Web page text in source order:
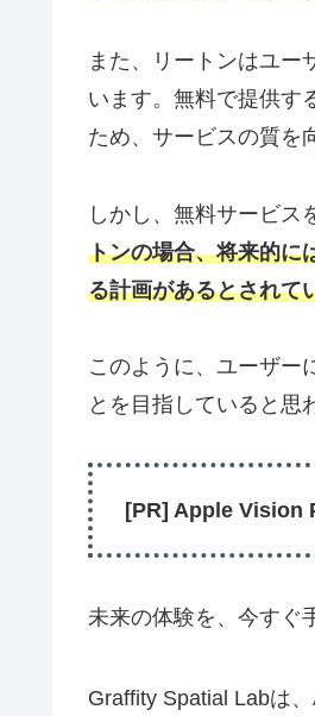
また、リートンはユー
います。無料で提供す
ため、サービスの質を
しかし、無料サービス
トンの場合、将来的に
る計画があるとされて
このように、ユーザー
とを目指していると思
[PR] Apple Vision
未来の体験を、今すぐ
Graffity Spatial Labは